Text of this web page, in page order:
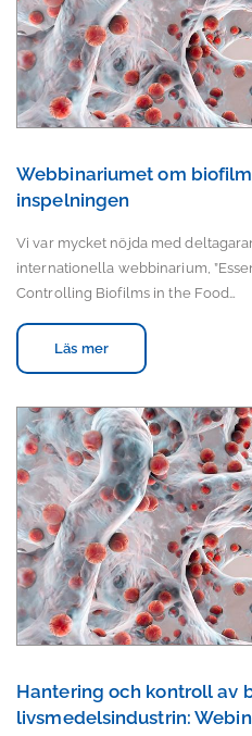
Webbinariumet om
inspelningen
Vi var mycket nöjda med
internationella webbinarium,
Controlling Biofilms in the Food…
Läs mer
Hantering och kontroll av
livsmedelsindustrin: